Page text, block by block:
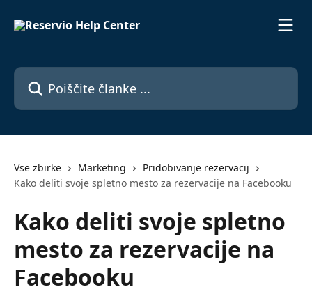
Poiščite članke ...
Vse zbirke Marketing
Pridobivanje rezervacij
Kako deliti svoje spletno mesto za rezervacije na Facebooku
Kako deliti svoje spletno
mesto za rezervacije na
Facebooku